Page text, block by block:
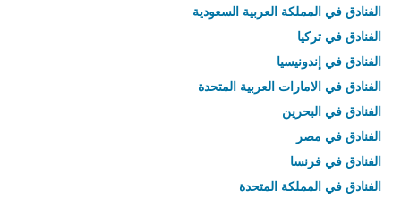
الفنادق في المملكة العربية السعودية
الفنادق في تركيا
الفنادق في إندونيسيا
الفنادق في الامارات العربية المتحدة
الفنادق في البحرين
الفنادق في مصر
الفنادق في فرنسا
الفنادق في المملكة المتحدة